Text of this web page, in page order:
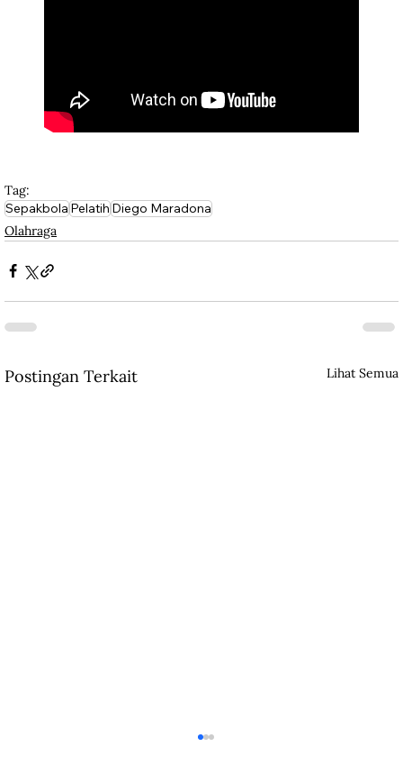
Tag:
SepakbolaPelatihDiego Maradona
Olahraga
Postingan Terkait Lihat Semua